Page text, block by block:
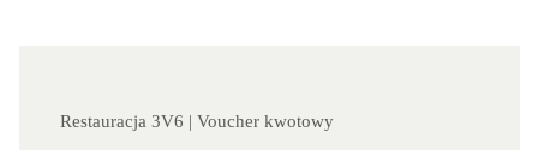
Restauracja 3V6 | Voucher kwotowy